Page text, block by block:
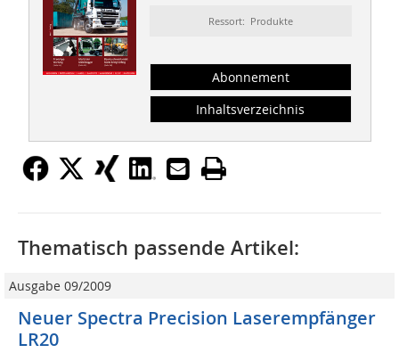
Ressort: Produkte
Abonnement
Inhaltsverzeichnis
Thematisch passende Artikel:
Ausgabe 09/2009
Neuer Spectra Precision Laserempfänger
LR20